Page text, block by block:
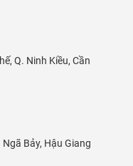
Q. Ninh Kiều, Cần
Bảy, Hậu Giang